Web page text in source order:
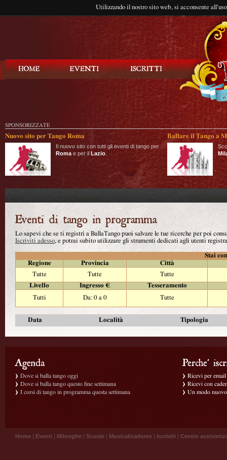
Utilizzando il nostro sito web, si acconsente
SPONSORIZZATE
Nuovo sito per Tango Roma
Il nuovo sito con tutti gli eventi di tango per
Roma e per il Lazio
Ballare il Tango a
Lo sapevi che se ti registri a BallaTango puoi salvare le tue ricerche per poi
Iscriviti adesso, e potrai subito utilizzare gli strumenti dedicati agli utenti
Stai
Regione
Provincia
Città
Tutte
Tutte
Tutte
Livello
Ingresso €
Tesseramento
Tutti
Da: 0 a 0 Tutte
Data Località Tipologia
Dove si balla tango oggi
Dove si balla tango questo fine settimana
I corsi di tango in programma questa settimana
Ricevi per
Ricevi con
Un modo
Home | Eventi | Milonghe | Scuole | Musicalizadores | Iscriviti | Centro